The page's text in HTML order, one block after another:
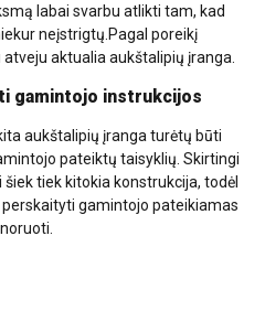
labai svarbu atlikti tam, kad
neįstrigtų.Pagal poreikį
aktualia aukštalipių įranga.
gamintojo instrukcijos
aukštalipių įranga turėtų būti
pateiktų taisyklių. Skirtingi
tiek kitokia konstrukcija, todėl
gamintojo pateikiamas